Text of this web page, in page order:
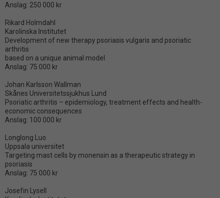
Anslag: 250 000 kr
Rikard Holmdahl
Karolinska Institutet
Development of new therapy psoriasis vulgaris and psoriatic
arthritis
based on a unique animal model
Anslag: 75 000 kr
Johan Karlsson Wallman
Skånes Universitetssjukhus Lund
Psoriatic arthritis – epidemiology, treatment effects and health-
economic consequences
Anslag: 100 000 kr
Longlong Luo
Uppsala universitet
Targeting mast cells by monensin as a therapeutic strategy in
psoriasis
Anslag: 75 000 kr
Josefin Lysell